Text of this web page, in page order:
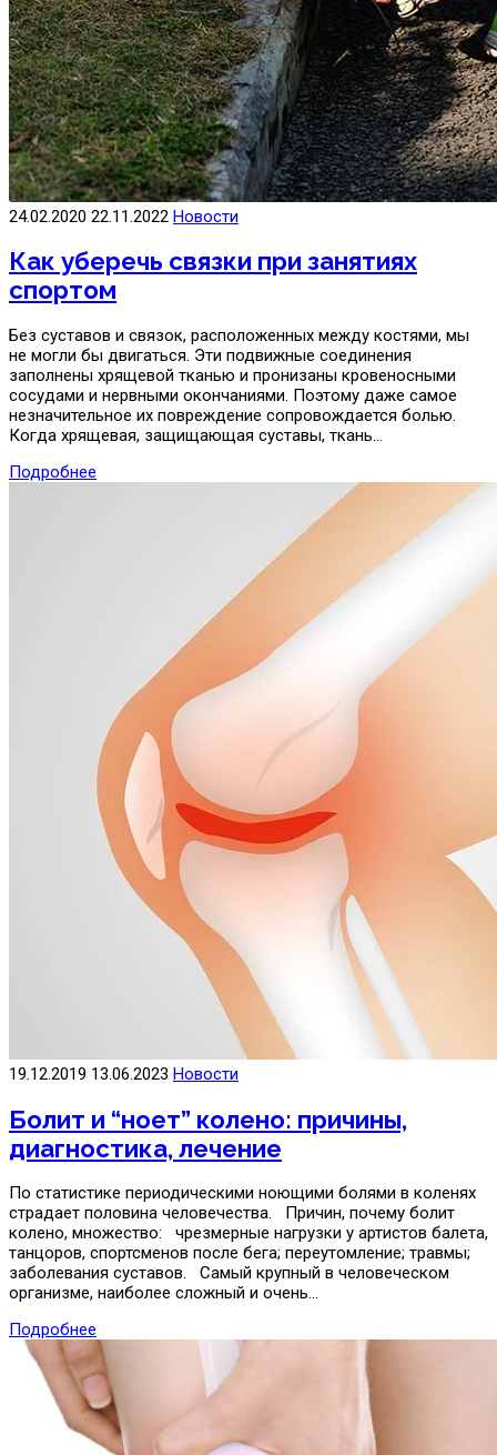
24.02.2020 22.11.2022 Новости
Как уберечь связки при занятиях
спортом
Без суставов и связок, расположенных между костями, мы
не могли бы двигаться. Эти подвижные соединения
заполнены хрящевой тканью и пронизаны кровеносными
сосудами и нервными окончаниями. Поэтому даже самое
незначительное их повреждение сопровождается болью.
Когда хрящевая, защищающая суставы, ткань…
Подробнее
19.12.2019 13.06.2023 Новости
Болит и “ноет” колено: причины,
диагностика, лечение
По статистике периодическими ноющими болями в коленях
страдает половина человечества. Причин, почему болит
колено, множество: чрезмерные нагрузки у артистов балета,
танцоров, спортсменов после бега; переутомление; травмы;
заболевания суставов. Самый крупный в человеческом
организме, наиболее сложный и очень…
Подробнее